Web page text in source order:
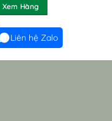
Xem Hàng
Liên hệ Zalo